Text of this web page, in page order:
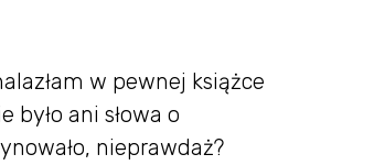
w pewnej książce
było ani słowa o
nieprawdaż?